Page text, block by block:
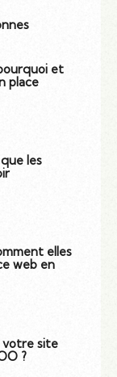
et
place
les
elles
web en
votre site
?